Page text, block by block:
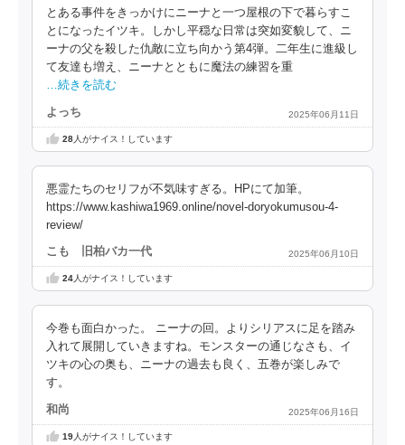
とある事件をきっかけにニーナと一つ屋根の下で暮らすこ
とになったイツキ。しかし平穏な日常は突如変貌して、ニ
ーナの父を殺した仇敵に立ち向かう第4弾。二年生に進級し
て友達も増え、ニーナとともに魔法の練習を重
…続きを読む
よっち 2025年06月11日
28人がナイス！しています
悪霊たちのセリフが不気味すぎる。HPにて加筆。
https://www.kashiwa1969.online/novel-doryokumusou-4-
review/
こも 旧柏バカ一代 2025年06月10日
24人がナイス！しています
今巻も面白かった。 ニーナの回。よりシリアスに足を踏み
入れて展開していきますね。モンスターの通じなさも、イ
ツキの心の奥も、ニーナの過去も良く、五巻が楽しみで
す。
和尚 2025年06月16日
19人がナイス！しています